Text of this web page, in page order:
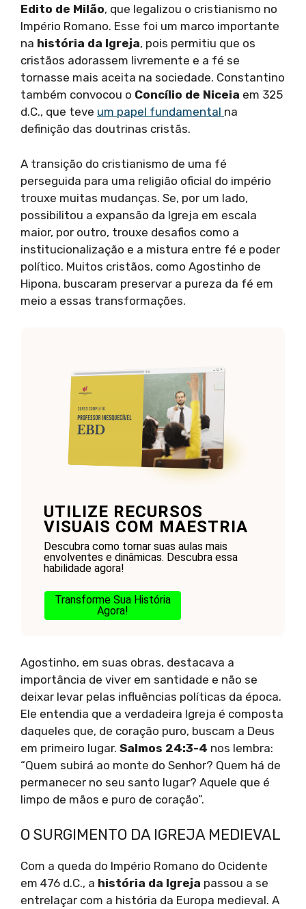
Edito de Milão, que legalizou o cristianismo no
Império Romano. Esse foi um marco importante
na história da Igreja, pois permitiu que os
cristãos adorassem livremente e a fé se
tornasse mais aceita na sociedade. Constantino
também convocou o Concílio de Niceia em 325
d.C., que teve um papel fundamental na
definição das doutrinas cristãs.
A transição do cristianismo de uma fé
perseguida para uma religião oficial do império
trouxe muitas mudanças. Se, por um lado,
possibilitou a expansão da Igreja em escala
maior, por outro, trouxe desafios como a
institucionalização e a mistura entre fé e poder
político. Muitos cristãos, como Agostinho de
Hipona, buscaram preservar a pureza da fé em
meio a essas transformações.
UTILIZE RECURSOS
VISUAIS COM MAESTRIA
Descubra como tornar suas aulas mais
envolventes e dinâmicas. Descubra essa
habilidade agora!
Transforme Sua História
Agora!
Agostinho, em suas obras, destacava a
importância de viver em santidade e não se
deixar levar pelas influências políticas da época.
Ele entendia que a verdadeira Igreja é composta
daqueles que, de coração puro, buscam a Deus
em primeiro lugar. Salmos 24:3-4 nos lembra:
“Quem subirá ao monte do Senhor? Quem há de
permanecer no seu santo lugar? Aquele que é
limpo de mãos e puro de coração”.
O SURGIMENTO DA IGREJA MEDIEVAL
Com a queda do Império Romano do Ocidente
em 476 d.C., a história da Igreja passou a se
entrelaçar com a história da Europa medieval. A